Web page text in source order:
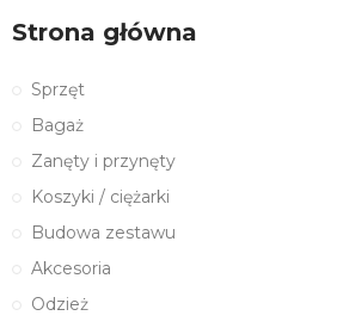
Strona główna
Sprzęt
Bagaż
Zanęty i przynęty
Koszyki / ciężarki
Budowa zestawu
Akcesoria
Odzież